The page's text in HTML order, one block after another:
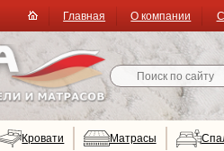
Главная О компании
Кровати Матрасы